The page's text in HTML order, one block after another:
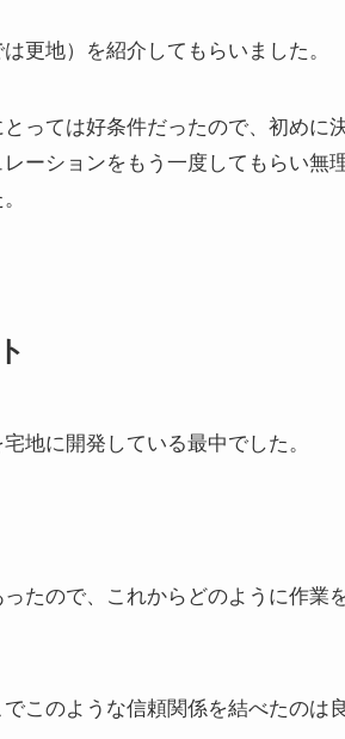
更地）を紹介してもらいました。
っては好条件だったので、 初めに
ーションをもう一度してもらい無
地に開発している最中でした。
たので、これからどのように作業
このような信頼関係を結べたのは